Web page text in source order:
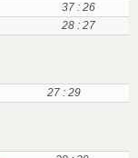
37 : 26
28 : 27
27 : 29